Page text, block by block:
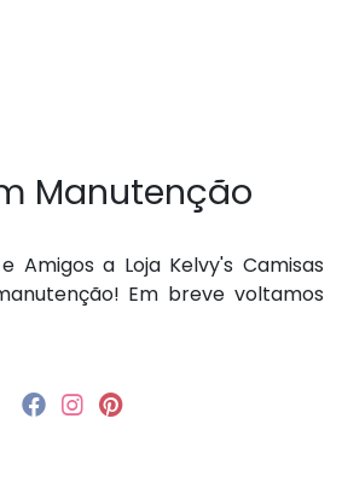
Manutenção
Amigos a Loja Kelvy's Camisas
Em breve voltamos